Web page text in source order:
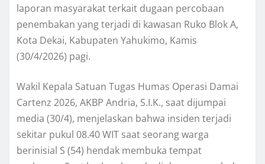
laporan masyarakat terkait dugaan percobaan
penembakan yang terjadi di kawasan Ruko Blok A,
Kota Dekai, Kabupaten Yahukimo, Kamis
(30/4/2026) pagi.
Wakil Kepala Satuan Tugas Humas Operasi Damai
Cartenz 2026, AKBP Andria, S.I.K., saat dijumpai
media (30/4), menjelaskan bahwa insiden terjadi
sekitar pukul 08.40 WIT saat seorang warga
berinisial S (54) hendak membuka tempat